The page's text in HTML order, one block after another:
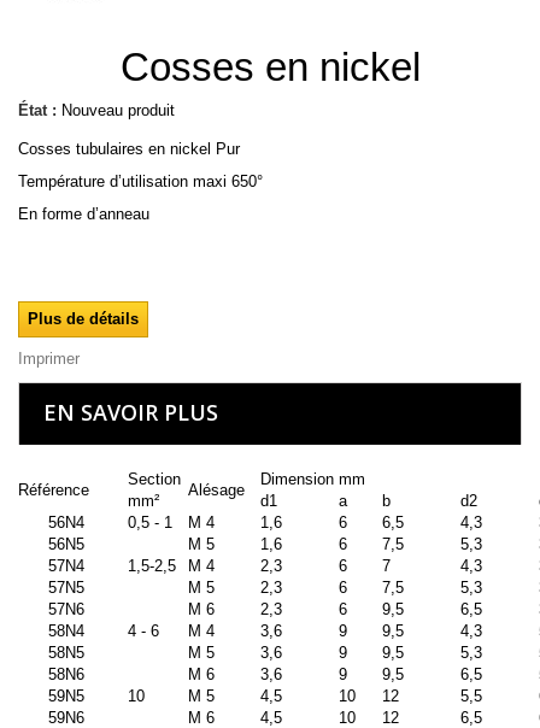
Cosses en nickel
État : Nouveau produit
Cosses tubulaires en nickel Pur
Température d’utilisation maxi 650°
En forme d’anneau
Plus de détails
Imprimer
EN SAVOIR PLUS
Référence
Section
mm²
Alésage
Dimension mm
d1
a b d2
56N4
0,5 - 1 M 4 1,6 6 6,5 4,3
56N5
M 5 1,6 6 7,5 5,3
57N4
1,5-2,5 M 4 2,3 6 7 4,3
57N5
M 5 2,3 6 7,5 5,3
57N6
M 6 2,3 6 9,5 6,5
58N4
4 - 6 M 4 3,6 9 9,5 4,3
58N5
M 5 3,6 9 9,5 5,3
58N6
M 6 3,6 9 9,5 6,5
59N5
10 M 5 4,5 10 12 5,5
59N6
M 6 4,5 10 12 6,5